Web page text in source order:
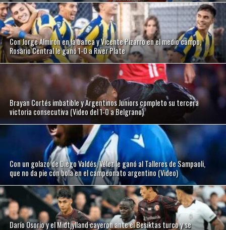
Con Jorge Almirón en la banca y Vicente Pizarro en el medio campo,
Rosario Central le ganó 1-0 a River Plate
Brayan Cortés imbatible y Argentinos Juniors completo su tercera
victoria consecutiva (Video del 1-0 a Belgrano)
Con un golazo de Diego Valdés, Vélez le ganó al Talleres de Sampaoli,
que no da pie con bola en el campeonato argentino (Video)
Darío Osorio y el Midtjylland cayeron ante el Besiktas turco y se